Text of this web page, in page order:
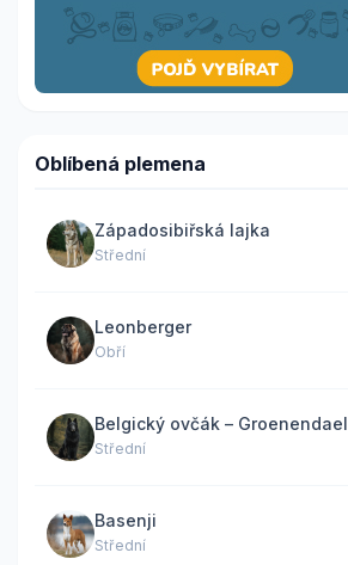
Oblíbená plemena
Západosibiřská lajka
Střední
Leonberger
Obří
Belgický ovčák – Groenendael
Střední
Basenji
Střední